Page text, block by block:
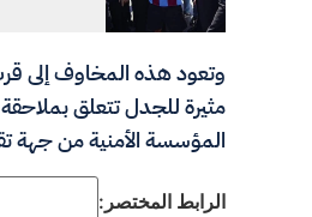
وتعود هذه المخاوف إلى
مثيرة للجدل تتعلق
المؤسسة الأمنية من جهة
الرابط المختصر: